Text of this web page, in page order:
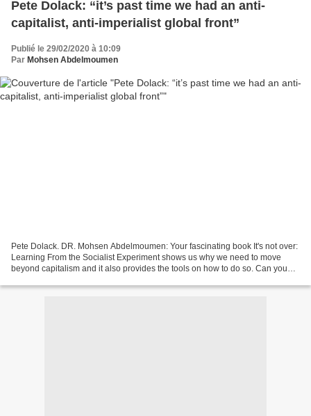
Pete Dolack: “it’s past time we had an anti-
capitalist, anti-imperialist global front”
Publié le 29/02/2020 à 10:09
Par Mohsen Abdelmoumen
Pete Dolack. DR. Mohsen Abdelmoumen: Your fascinating book It's not over:
Learning From the Socialist Experiment shows us why we need to move
beyond capitalism and it also provides the tools on how to do so. Can you